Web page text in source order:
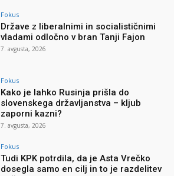
Fokus
Države z liberalnimi in socialističnimi
vladami odločno v bran Tanji Fajon
7. avgusta, 2026
Fokus
Kako je lahko Rusinja prišla do
slovenskega državljanstva – kljub
zaporni kazni?
7. avgusta, 2026
Fokus
Tudi KPK potrdila, da je Asta Vrečko
dosegla samo en cilj in to je razdelitev